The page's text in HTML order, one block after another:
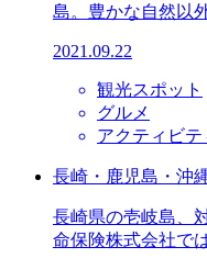
島。豊かな自然以
2021.09.22
観光スポット
グルメ
アクティビテ
長崎・鹿児島・沖
長崎県の壱岐島、
命保険株式会社で